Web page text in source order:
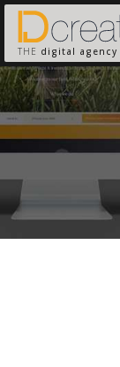
THE digital agency